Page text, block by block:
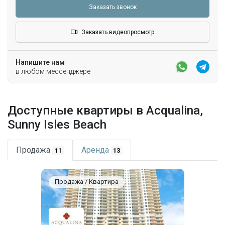
Декоративные элементы из окон и виды на
океан
Унитазы и биде Kohler
Заказать звонок
Заказать видеопросмотр
Напишите нам
в любом мессенджере
Доступные квартиры в Acqualina,
Sunny Isles Beach
Продажа 11 Аренда 13
Продажа / Квартира